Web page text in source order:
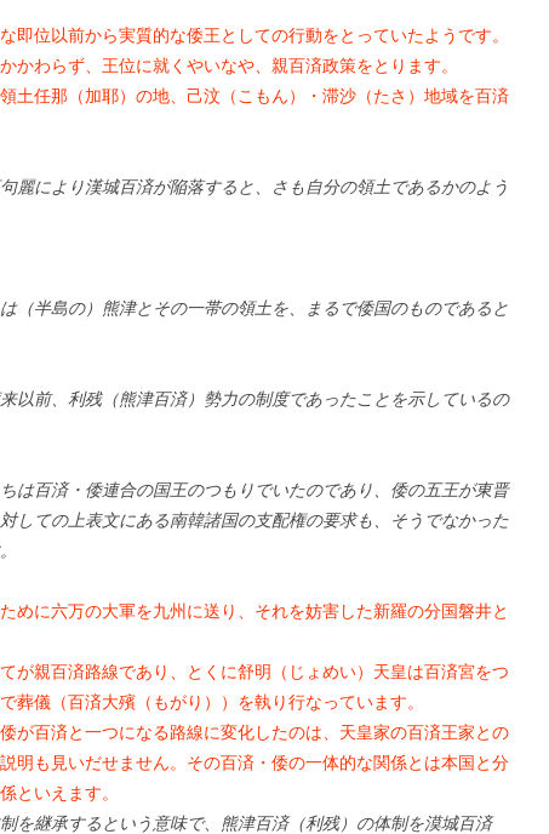
即位以前から実質的な倭王としての行動をとっていたようです。
かわらず、王位に就くやいなや、親百済政策をとります。
土任那（加耶）の地、己汶（こもん）・滞沙（たさ）地域を百済
麗により漢城百済が陥落すると、さも自分の領土であるかのよう
（半島の）熊津とその一帯の領土を、まるで倭国のものであると
以前、利残（熊津百済）勢力の制度であったことを示しているの
は百済・倭連合の国王のつもりでいたのであり、倭の五王が東晋
しての上表文にある南韓諸国の支配権の要求も、そうでなかった
めに六万の大軍を九州に送り、それを妨害した新羅の分国磐井と
が親百済路線であり、とくに舒明（じょめい）天皇は百済宮をつ
葬儀（百済大殯（もがり））を執り行なっています。
が百済と一つになる路線に変化したのは、天皇家の百済王家との
明も見いだせません。その百済・倭の一体的な関係とは本国と分
といえます。
を継承するという意味で、熊津百済（利残）の体制を漠城百済